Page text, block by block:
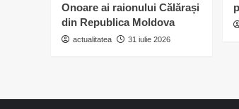
Onoare ai raionului Călărași
din Republica Moldova
actualitatea 31 iulie 2026